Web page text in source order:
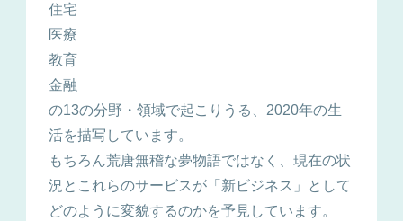
住宅
医療
教育
金融
の13の分野・領域で起こりうる、2020年の生
活を描写しています。
もちろん荒唐無稽な夢物語ではなく、現在の状
況とこれらのサービスが「新ビジネス」として
どのように変貌するのかを予見しています。